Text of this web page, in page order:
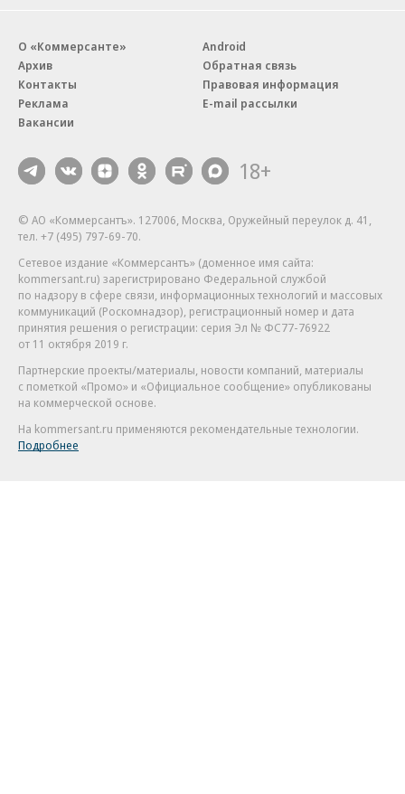
О «Коммерсанте»
Архив
Контакты
Реклама
Вакансии
Android
Обратная связь
Правовая информация
E-mail рассылки
18+
© АО «Коммерсантъ». 127006, Москва, Оружейный переулок д. 41,
тел. +7 (495) 797-69-70.
Сетевое издание «Коммерсантъ» (доменное имя сайта:
kommersant.ru) зарегистрировано Федеральной службой
по надзору в сфере связи, информационных технологий и массовых
коммуникаций (Роскомнадзор), регистрационный номер и дата
принятия решения о регистрации: серия Эл № ФС77-76922
от 11 октября 2019 г.
Партнерские проекты/материалы, новости компаний, материалы
с пометкой «Промо» и «Официальное сообщение» опубликованы
на коммерческой основе.
На kommersant.ru применяются рекомендательные технологии.
Подробнее